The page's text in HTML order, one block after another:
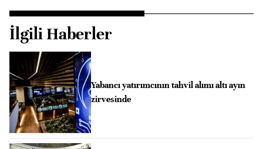
İlgili Haberler
Yabancı yatırımcının tahvil alımı altı ayın
zirvesinde